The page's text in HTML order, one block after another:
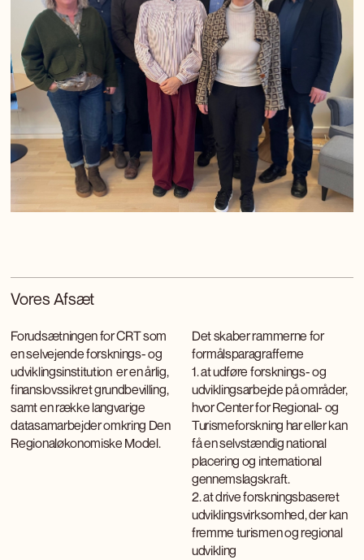
Vores Afsæt
Forudsætningen for CRT som
en selvejende forsknings- og
udviklingsinstitution er en årlig,
finanslovssikret grundbevilling,
samt en række langvarige
datasamarbejder omkring Den
Regionaløkonomiske Model.
Det skaber rammerne for
formålsparagrafferne
1. at udføre forsknings- og
udviklingsarbejde på områder,
hvor Center for Regional- og
Turismeforskning har eller kan
få en selvstændig national
placering og international
gennemslagskraft.
2. at drive forskningsbaseret
udviklingsvirksomhed, der kan
fremme turismen og regional
udvikling